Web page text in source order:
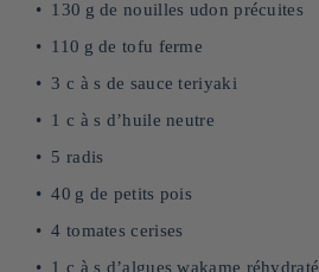
130 g de nouilles udon précuites
110 g de tofu ferme
3 c à s de sauce teriyaki
1 c à s d’huile neutre
5 radis
40 g de petits pois
4 tomates cerises
1 c à s d’algues wakame